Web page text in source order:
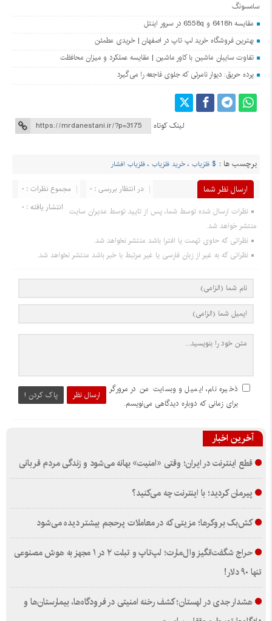
سامسونگ
مقایسه 6418h و 6558q در سرور اینتل
بهترین فروشگاه خرید لپ تاپ در اصفهان | خریدی مطمئن
تفاوت سایبان ماشین با کاور ماشین | مقایسه عملکرد و میزان محافظت
پرده حریق: دیوار نامرئی که جلوی فاجعه را می‌گیرد
لینک کوتاه
برچسب ها : $ فلزیاب ، خرید فلزیاب ، فلزیاب افشار
ارسال نظر شما مجموع نظرات : 0
در انتظار بررسی : 0
انتشار یافته : 0 نظرات ارسال شده توسط شما، پس از تایید توسط مدیران سایت
منتشر خواهد شد.
نظراتی که حاوی تهمت یا افترا باشد منتشر نخواهد شد.
نظراتی که به غیر از زبان فارسی یا غیر مرتبط با خبر باشد منتشر نخواهد شد.
ارسال نظر پاک کردن !
ذخیره نام، ایمیل و وبسایت من در مرورگر
برای زمانی که دوباره دیدگاهی می‌نویسم.
آخرین اخبار
قطع اینترنت در ایران؛ وقتی «امنیت» بهانه می‌شود و زندگی مردم قربانی
پیرمان کردید؛ با اینترنت چه می‌کنید؟
کش‌بک بروکرها؛ مزیتی که در معاملات پرحجم بیشتر دیده می‌شود
حراج شگفت‌انگیز وال‌مارت؛ لپ‌تاپ و تبلت ۲ در ۱ مجهز به هوش مصنوعی
تنها ۹۰ دلار!
هشدار جدی در لهستان؛ کشف رخنه امنیتی در فرودگاه‌ها، بیمارستان‌ها و